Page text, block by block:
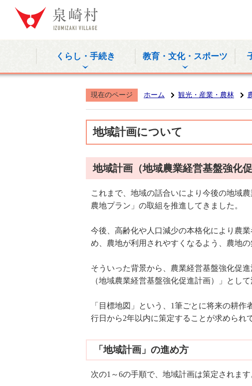
くらし・手続き 教育・文化・スポーツ
現在のページ ホーム 観光・産業・農林
地域計画について
地域計画（地域農業経営基盤強化
これまで、地域の話合いにより今後の地域
農地プラン」の取組を推進してきました。
今後、高齢化や人口減少の本格化により農
め、農地が利用されやすくなるよう、農地
そういった背景から、農業経営基盤強化促
（地域農業経営基盤強化促進計画）」として
「目標地図」という、1筆ごとに将来の耕
行日から2年以内に策定することが求められ
「地域計画」の進め方
次の1～6の手順で、地域計画は策定されます